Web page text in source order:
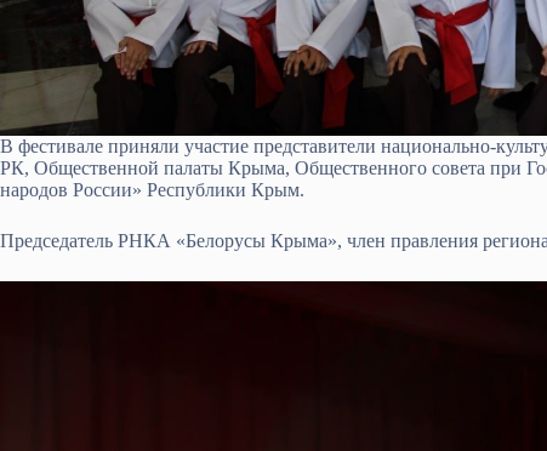
В фестивале приняли участие представители национально-
РК, Общественной палаты Крыма, Общественного совета при
народов России» Республики Крым.
Председатель РНКА «Белорусы Крыма», член правления